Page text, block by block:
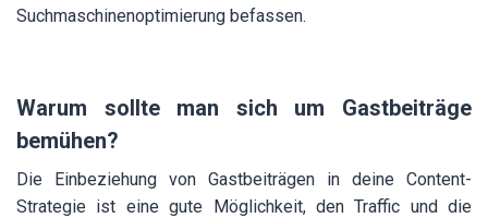
Suchmaschinenoptimierung befassen.
Warum sollte man sich um Gastbeiträge
bemühen?
Die Einbeziehung von Gastbeiträgen in deine Content-
Strategie ist eine gute Möglichkeit, den Traffic und die